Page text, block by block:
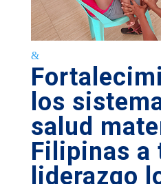
los
salud
Filipinas a
liderazgo